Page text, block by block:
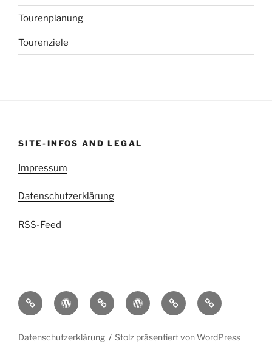
Tourenplanung
Tourenziele
SITE-INFOS AND LEGAL
Impressum
Datenschutzerklärung
RSS-Feed
kettenritzel.ccGriesgram999
Mit
der
durch
EDIGIXXERBlindschleiche.CH
RedSpade
Datenschutzerklärung Stolz präsentiert von WordPress